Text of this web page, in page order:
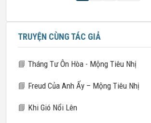
TRUYỆN CÙNG TÁC GIẢ
📘 Tháng Tư Ôn Hòa - Mộng Tiêu Nhị
📘 Freud Của Anh Ấy – Mộng Tiêu Nhị
📘 Khi Gió Nổi Lên